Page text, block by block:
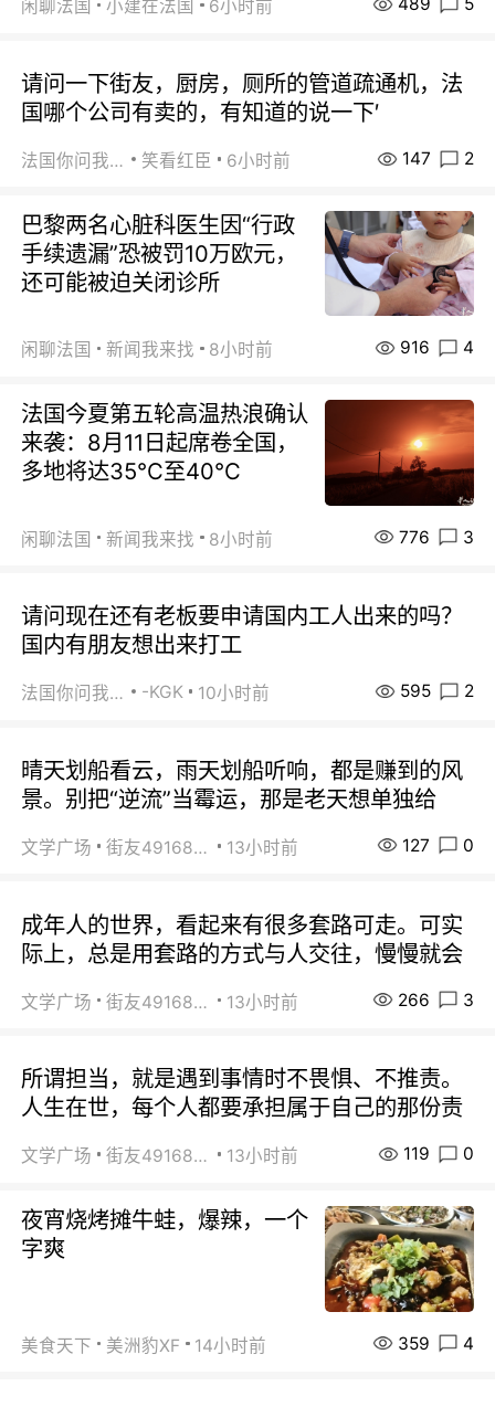
闲聊法国 小建在法国 6小时前 489 5
请问一下街友，厨房，厕所的管道疏通机，法
国哪个公司有卖的，有知道的说一下′
法国你问我答 笑看红臣 6小时前 147 2
巴黎两名心脏科医生因“行政
手续遗漏”恐被罚10万欧元，
还可能被迫关闭诊所
闲聊法国 新闻我来找 8小时前 916 4
法国今夏第五轮高温热浪确认
来袭：8月11日起席卷全国，
多地将达35℃至40℃
闲聊法国 新闻我来找 8小时前 776 3
请问现在还有老板要申请国内工人出来的吗？
国内有朋友想出来打工
法国你问我答 -KGK 10小时前 595 2
晴天划船看云，雨天划船听响，都是赚到的风
景。别把“逆流”当霉运，那是老天想单独给
文学广场 街友49168527 13小时前 127 0
成年人的世界，看起来有很多套路可走。可实
际上，总是用套路的方式与人交往，慢慢就会
文学广场 街友49168527 13小时前 266 3
所谓担当，就是遇到事情时不畏惧、不推责。
人生在世，每个人都要承担属于自己的那份责
文学广场 街友49168527 13小时前 119 0
夜宵烧烤摊牛蛙，爆辣，一个
字爽
美食天下 美洲豹XF 14小时前 359 4